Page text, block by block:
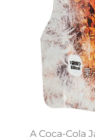
A Coca-Cola